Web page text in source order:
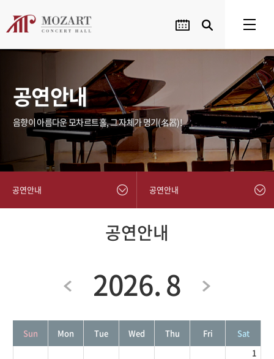
공연안내
음향이 아름다운 모차르트홀, 그 자체가 명기(名器)!
공연안내 공연안내
공연안내
2026. 8
Sun Mon Tue Wed Thu Fri
Sat
1